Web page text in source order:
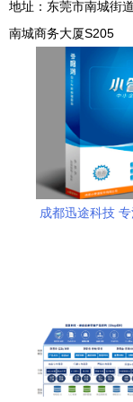
地址：东莞市南城街
南城商务大厦S205
成都迅途科技